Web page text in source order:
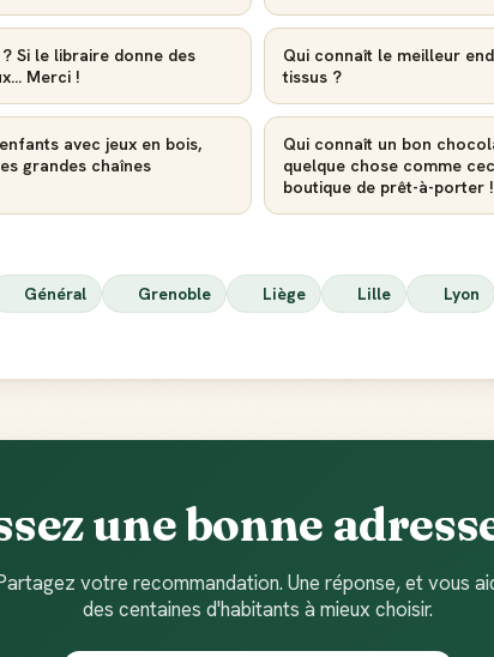
Si le libraire donne des
Merci !
Qui connaît le meilleur
tissus ?
avec jeux en bois,
grandes chaînes
Qui connaît un bon
quelque chose comme
boutique de prêt-à-porter !
Général Grenoble Liège Lille Lyon
une bonne
votre recommandation. Une réponse, et vous
des centaines d'habitants à mieux choisir.